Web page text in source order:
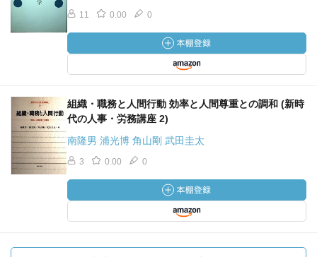
11 0.00 0
組織・職務と人間行動 効率と人間尊重との調和 (新時
代の人事・労務講座 2)
南隆男 浦光博 角山剛 武田圭太
3 0.00 0